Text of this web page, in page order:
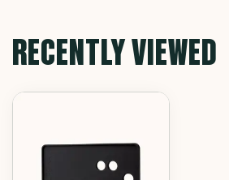
RECENTLY VIEWED